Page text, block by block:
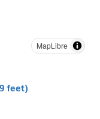
MapLibre
feet)